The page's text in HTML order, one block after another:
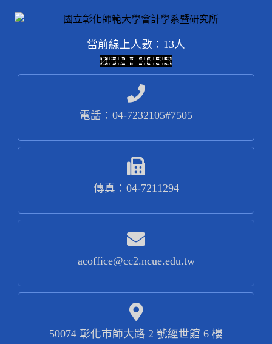
當前線上人數：13人
電話：04-7232105#7505
傳真：04-7211294
acoffice@cc2.ncue.edu.tw
50074 彰化市師大路 2 號經世館 6 樓